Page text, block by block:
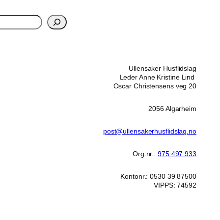
Ullensaker Husflidslag
Leder Anne Kristine Lind
Oscar Christensens veg 20
2056 Algarheim
post@ullensakerhusflidslag.no
Org.nr.:975 497 933
Kontonr.: 0530 39 87500
VIPPS: 74592